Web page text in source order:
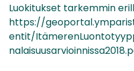
Luokitukset tarkemmin
https://
entit/